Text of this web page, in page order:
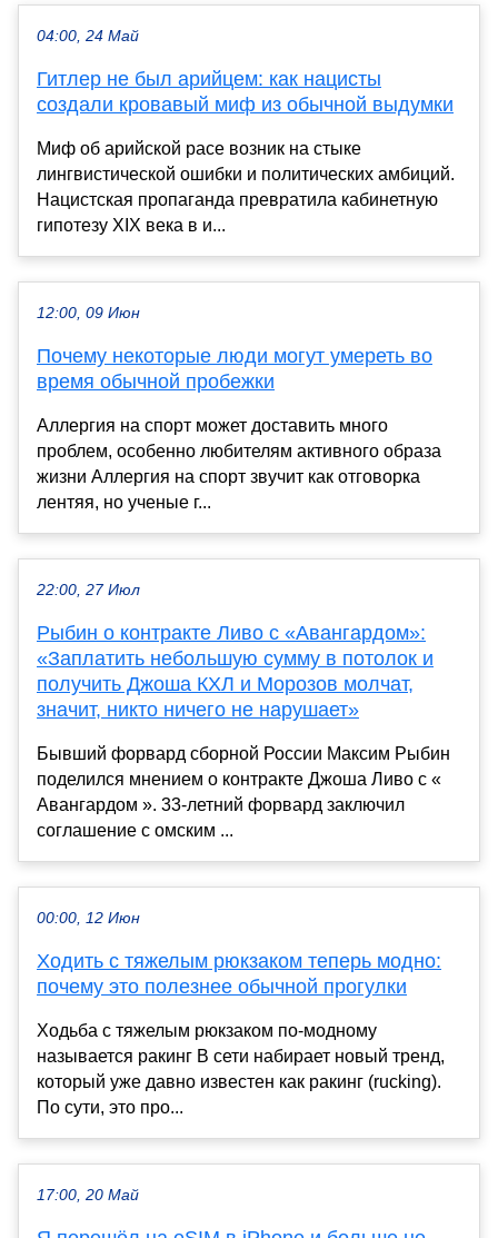
04:00, 24 Май
Гитлер не был арийцем: как нацисты
создали кровавый миф из обычной выдумки
Миф об арийской расе возник на стыке
лингвистической ошибки и политических амбиций.
Нацистская пропаганда превратила кабинетную
гипотезу XIX века в и...
12:00, 09 Июн
Почему некоторые люди могут умереть во
время обычной пробежки
Аллергия на спорт может доставить много
проблем, особенно любителям активного образа
жизни Аллергия на спорт звучит как отговорка
лентяя, но ученые г...
22:00, 27 Июл
Рыбин о контракте Ливо с «Авангардом»:
«Заплатить небольшую сумму в потолок и
получить Джоша КХЛ и Морозов молчат,
значит, никто ничего не нарушает»
Бывший форвард сборной России Максим Рыбин
поделился мнением о контракте Джоша Ливо с «
Авангардом ». 33-летний форвард заключил
соглашение с омским ...
00:00, 12 Июн
Ходить с тяжелым рюкзаком теперь модно:
почему это полезнее обычной прогулки
Ходьба с тяжелым рюкзаком по-модному
называется ракинг В сети набирает новый тренд,
который уже давно известен как ракинг (rucking).
По сути, это про...
17:00, 20 Май